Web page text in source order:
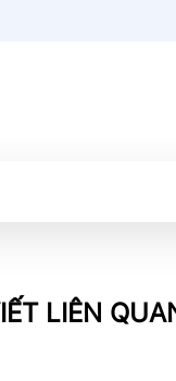
LIÊN